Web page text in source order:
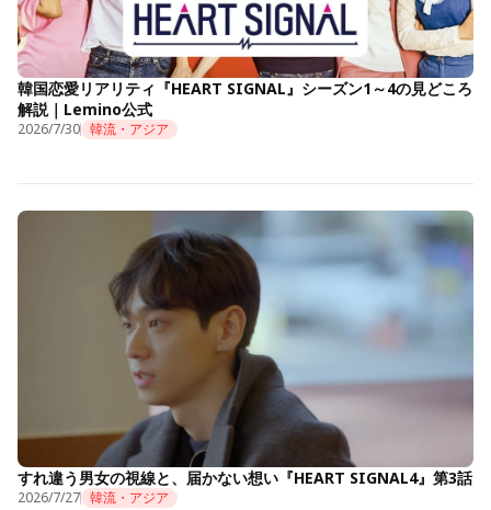
韓国恋愛リアリティ『HEART SIGNAL』シーズン1～4の見どころ
解説｜Lemino公式
2026/7/30 韓流・アジア
すれ違う男女の視線と、届かない想い『HEART SIGNAL4』第3話
2026/7/27 韓流・アジア